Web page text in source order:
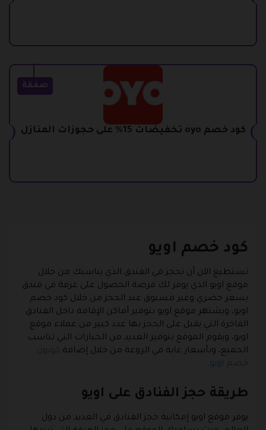
صفقة
كود خصم oyo تخفيضات 15% على حجوزات المنازل
كود خصم اويو
تستطيع الآن أن تحجز في الفندق الذي يناسبك من خلال
موقع اويو الذي يوفر لك فرصة الحصول على غرفة في فندق
بسعر حصري وغير مسبوق عند الحجز من خلال كود خصم
اويو، ويشتهر موقع اويو بتوفير أماكن الإقامة داخل الفنادق
الفاخرة التي يقبل على الحجز بها عدد كبير من عملاء موقع
اويو، ويقوم الموقع بتوفير العديد من الخيارات التي تناسب
الجميع، وبأسعار غاية في الروعة من خلال إضافة كوبون
خصم اويو.
طريقة حجز الفنادق على اويو
يوفر موقع اويو إمكانية حجز الفنادق في العديد من دول